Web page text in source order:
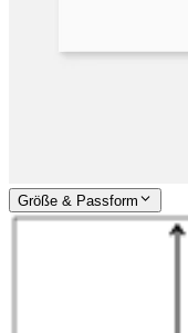
Größe & Passform